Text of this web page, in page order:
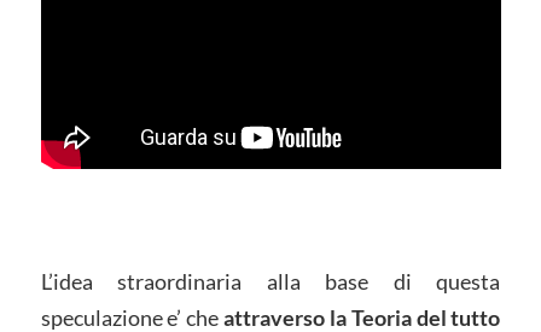
L’idea straordinaria alla base di questa
speculazione e’ cheattraverso la Teoria del tutto